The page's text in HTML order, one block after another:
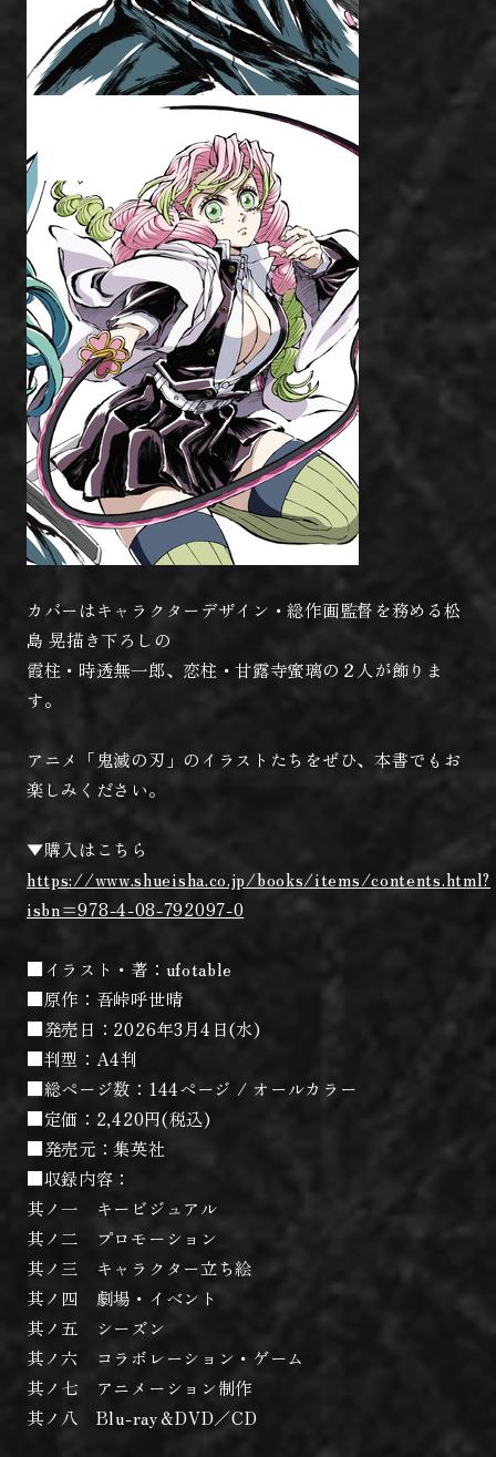
カバーはキャラクターデザイン・総作画監督を務める松
島 晃描き下ろしの
霞柱・時透無一郎、恋柱・甘露寺蜜璃の２人が飾りま
す。
アニメ「鬼滅の刃」のイラストたちをぜひ、本書でもお
楽しみください。
▼購入はこちら
https://www.shueisha.co.jp/books/items/contents.html?
isbn=978-4-08-792097-0
■イラスト・著：ufotable
■原作：吾峠呼世晴
■発売日：2026年3月4日(水)
■判型：A4判
■総ページ数：144ページ / オールカラー
■定価：2,420円(税込)
■発売元：集英社
■収録内容：
其ノ一 キービジュアル
其ノ二 プロモーション
其ノ三 キャラクター立ち絵
其ノ四 劇場・イベント
其ノ五 シーズン
其ノ六 コラボレーション・ゲーム
其ノ七 アニメーション制作
其ノ八 Blu-ray＆DVD／CD